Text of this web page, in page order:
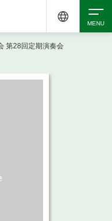
第28回定期演奏会